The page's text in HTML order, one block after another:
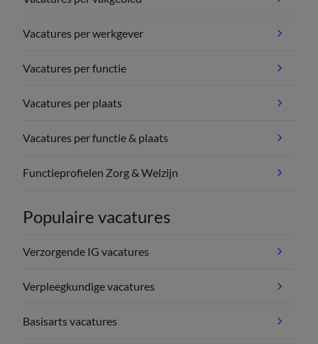
Vacatures per werkgever
Vacatures per functie
Vacatures per plaats
Vacatures per functie & plaats
Functieprofielen Zorg & Welzijn
Populaire vacatures
Verzorgende IG vacatures
Verpleegkundige vacatures
Basisarts vacatures